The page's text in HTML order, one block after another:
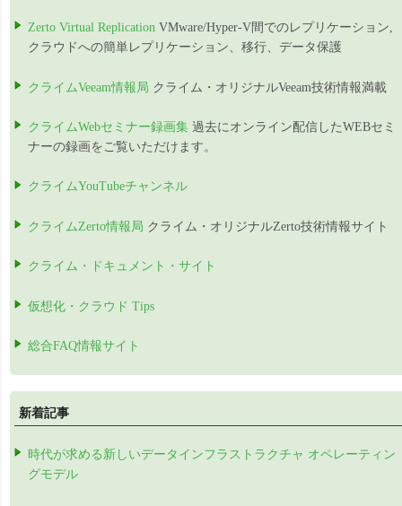
Zerto Virtual Replication VMware/Hyper-V間でのレプリケーション,
クラウドへの簡単レプリケーション、移行、データ保護
クライムVeeam情報局 クライム・オリジナルVeeam技術情報満載
クライムWebセミナー録画集 過去にオンライン配信したWEBセミ
ナーの録画をご覧いただけます。
クライムYouTubeチャンネル
クライムZerto情報局 クライム・オリジナルZerto技術情報サイト
クライム・ドキュメント・サイト
仮想化・クラウド Tips
総合FAQ情報サイト
新着記事
時代が求める新しいデータインフラストラクチャ オペレーティン
グモデル